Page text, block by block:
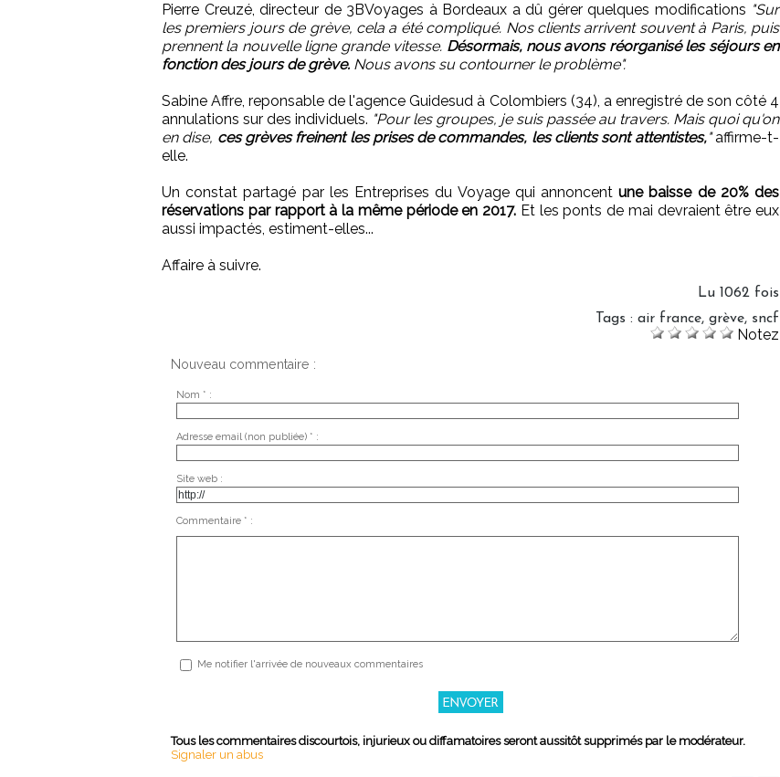
Pierre Creuzé, directeur de 3BVoyages à Bordeaux a dû gérer quelques modifications "Sur
les premiers jours de grève, cela a été compliqué. Nos clients arrivent souvent à Paris, puis
prennent la nouvelle ligne grande vitesse. Désormais, nous avons réorganisé les séjours en
fonction des jours de grève. Nous avons su contourner le problème".
Sabine Affre, reponsable de l'agence Guidesud à Colombiers (34), a enregistré de son côté 4
annulations sur des individuels. "Pour les groupes, je suis passée au travers. Mais quoi qu'on
en dise, ces grèves freinent les prises de commandes, les clients sont attentistes,"affirme-t-
elle.
Un constat partagé par les Entreprises du Voyage qui annoncentune baisse de 20% des
réservations par rapport à la même période en 2017. Et les ponts de mai devraient être eux
aussi impactés, estiment-elles...
Affaire à suivre.
Lu 1062 fois
Tags : air france, grève, sncf
Notez
Nouveau commentaire :
Nom * :
Adresse email (non publiée) * :
Site web :
Commentaire * :
Me notifier l'arrivée de nouveaux commentaires
Tous les commentaires discourtois, injurieux ou diffamatoires seront aussitôt supprimés par le modérateur.
Signaler un abus